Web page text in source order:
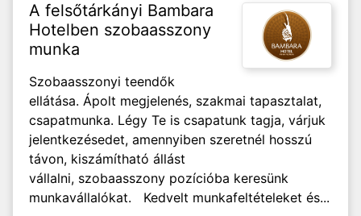
A felsőtárkányi Bambara
Hotelben szobaasszony
munka
Szobaasszonyi teendők
ellátása. Ápolt megjelenés, szakmai tapasztalat,
csapatmunka. Légy Te is csapatunk tagja, várjuk
jelentkezésedet, amennyiben szeretnél hosszú
távon, kiszámítható állást
vállalni, szobaasszony pozícióba keresünk
munkavállalókat. Kedvelt munkafeltételeket és...